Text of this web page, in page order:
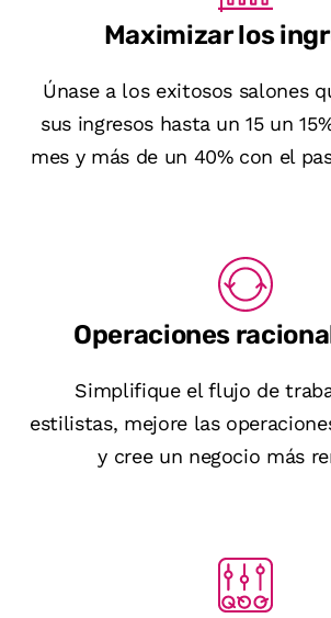
Maximizar los
Únase a los exitosos salones
sus ingresos hasta un 15 un
mes y más de un 40% con el
Operaciones
Simplifique el flujo de
estilistas, mejore las
y cree un negocio más